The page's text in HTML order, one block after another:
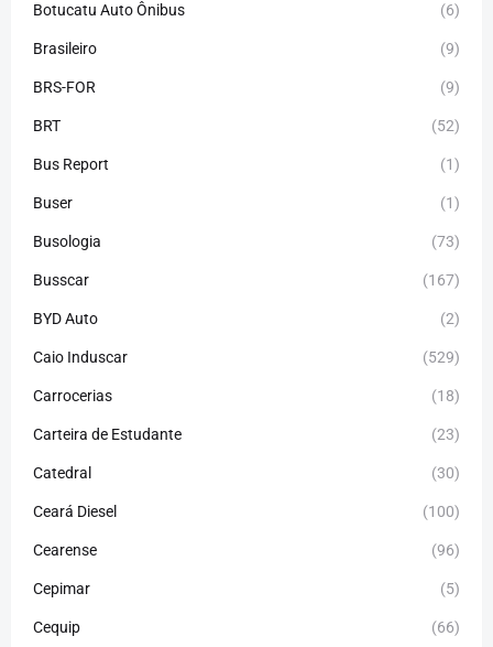
Botucatu Auto Ônibus (6)
Brasileiro (9)
BRS-FOR (9)
BRT (52)
Bus Report (1)
Buser (1)
Busologia (73)
Busscar (167)
BYD Auto (2)
Caio Induscar (529)
Carrocerias (18)
Carteira de Estudante (23)
Catedral (30)
Ceará Diesel (100)
Cearense (96)
Cepimar (5)
Cequip (66)